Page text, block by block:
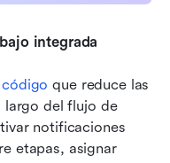
integrada
que reduce las
largo del flujo de
notificaciones
etapas, asignar